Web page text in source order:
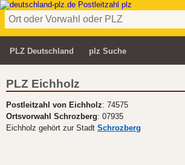
PLZ Deutschland plz Suche
PLZ Eichholz
Postleitzahl von Eichholz: 74575
Ortsvorwahl Schrozberg: 07935
Eichholz gehört zur Stadt Schrozberg